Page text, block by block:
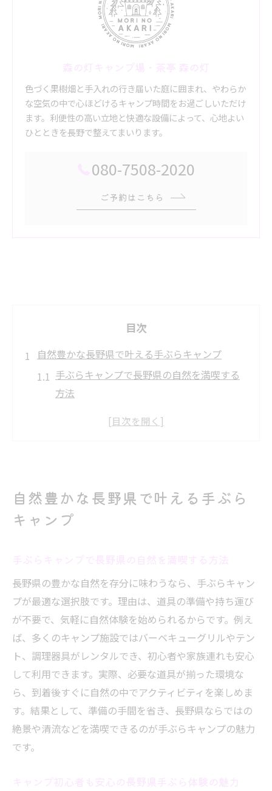
色づく果樹畑と手入れの行き届いた庭に囲まれ、やわらか
な空気の中で心ほどけるキャンプ時間をお過ごしいただけ
ます。利便性の高い立地と快適な設備によって、心地よい
ひとときを長野で整えてまいります。
080-7508-2020
ご予約はこちら
目次
自然豊かな長野県で叶える手ぶらキャンプ
手ぶらキャンプで長野県の自然を満喫する
方法
キャンプ初心者も安心の長野県手ぶら体験
手ぶらキャンプが叶う長野県おすすめ施設
を徹底解説
長野県の自然と手ぶらキャンプが人気の理
コツ
日帰りバーベキューなら長野で気軽に体験
長野で楽しむ日帰りバーベキューとキャン
プ体験
手ぶらで行ける長野の日帰りバーベキュー
施設
長野県の日帰りキャンプが人気のポイント
日帰りで満足できる長野のバーベキュース
自然豊かな長野県で叶える手ぶら
キャンプ
長野県の豊かな自然を存分に味わうなら、手ぶらキャン
プが最適な選択肢です。理由は、道具の準備や持ち運び
が不要で、気軽に自然体験を始められるからです。例え
ば、多くのキャンプ施設ではバーベキューグリルやテン
ト、調理器具がレンタルでき、初心者や家族連れも安心
して利用できます。実際、必要な道具が揃った環境な
ら、到着後すぐに自然の中でアクティビティを楽しめま
す。結果として、準備の手間を省き、長野県ならではの
絶景や清流などを満喫できるのが手ぶらキャンプの魅力
です。